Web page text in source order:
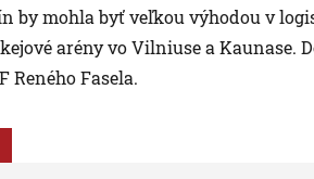
by mohla byť veľkou výhodou v
arény vo Vilniuse a Kaunase.
Reného Fasela.